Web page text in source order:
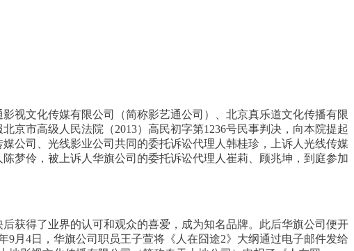
视文化传媒有限公司（简称影艺通公司）、北京真乐道文化传播有限
京市高级人民法院（2013）高民初字第1236号民事判决，向本院提起
公司、光线影业公司共同的委托诉讼代理人韩桂珍，上诉人光线传媒
梦伶，被上诉人华旗公司的委托诉讼代理人崔莉、顾兆坤，到庭参加
获得了业界的认可和观众的喜爱，成为知名品牌。此后华旗公司便开
月4日，华旗公司职员王子萱将《人在囧途2》大纲通过电子邮件发给